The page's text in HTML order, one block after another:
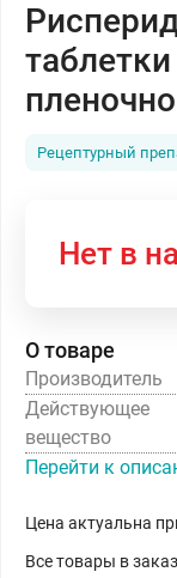
Рецептурный
Нет в
О товаре
Производитель
Действующее
вещество
Перейти к
Цена актуальна
Все товары в